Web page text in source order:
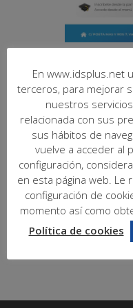
Elite
Día anterior
En www.idsplus.net
terceros, para mejorar
nuestros
relacionada con sus
sus hábitos de
vuelve a acceder al
configuración,
en esta página web. Le
configuración de
momento así como
Política de cookies